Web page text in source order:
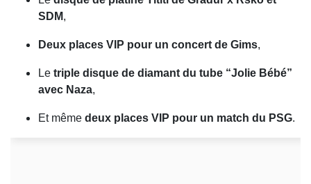
SDM,
Deux places VIP pour un concert de Gims,
Le triple disque de diamant du tube “Jolie Bébé”
avec Naza,
Et même deux places VIP pour un match du PSG.